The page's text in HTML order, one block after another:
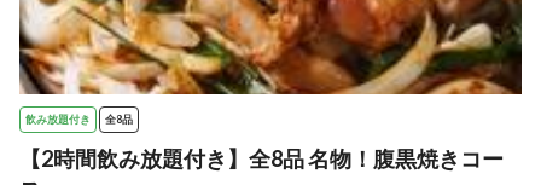
飲み放題付き 全8品
【2時間飲み放題付き】全8品 名物！腹黒焼きコー